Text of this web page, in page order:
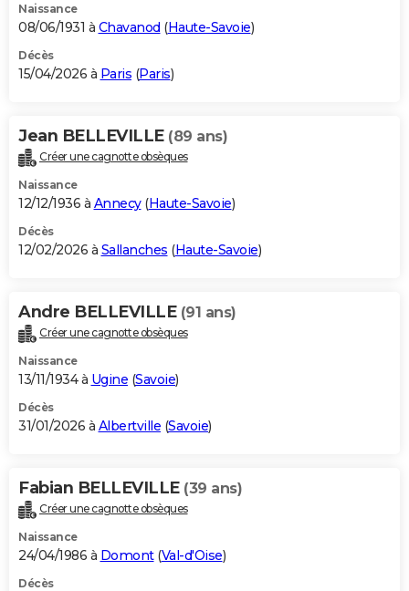
Naissance
08/06/1931 à Chavanod (Haute-Savoie)
Décès
15/04/2026 à Paris (Paris)
Jean BELLEVILLE (89 ans)
Créer une cagnotte obsèques
Naissance
12/12/1936 à Annecy(Haute-Savoie)
Décès
12/02/2026 à Sallanches (Haute-Savoie)
Andre BELLEVILLE (91 ans)
Créer une cagnotte obsèques
Naissance
13/11/1934 à Ugine (Savoie)
Décès
31/01/2026 à Albertville (Savoie)
Fabian BELLEVILLE (39 ans)
Créer une cagnotte obsèques
Naissance
24/04/1986 à Domont(Val-d'Oise)
Décès